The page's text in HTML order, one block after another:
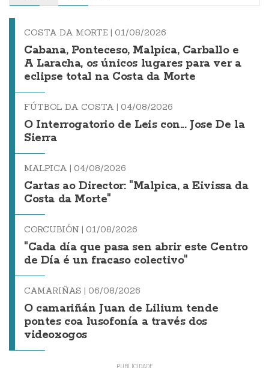
COSTA DA MORTE | 01/08/2026
Cabana, Ponteceso, Malpica, Carballo e
A Laracha, os únicos lugares para ver a
eclipse total na Costa da Morte
FÚTBOL DA COSTA | 04/08/2026
O Interrogatorio de Leis con... Jose De la
Sierra
MALPICA | 04/08/2026
Cartas ao Director: "Malpica, a Eivissa da
Costa da Morte"
CORCUBIÓN | 01/08/2026
"Cada día que pasa sen abrir este Centro
de Día é un fracaso colectivo"
CAMARIÑAS | 06/08/2026
O camariñán Juan de Lilium tende
pontes coa lusofonía a través dos
videoxogos